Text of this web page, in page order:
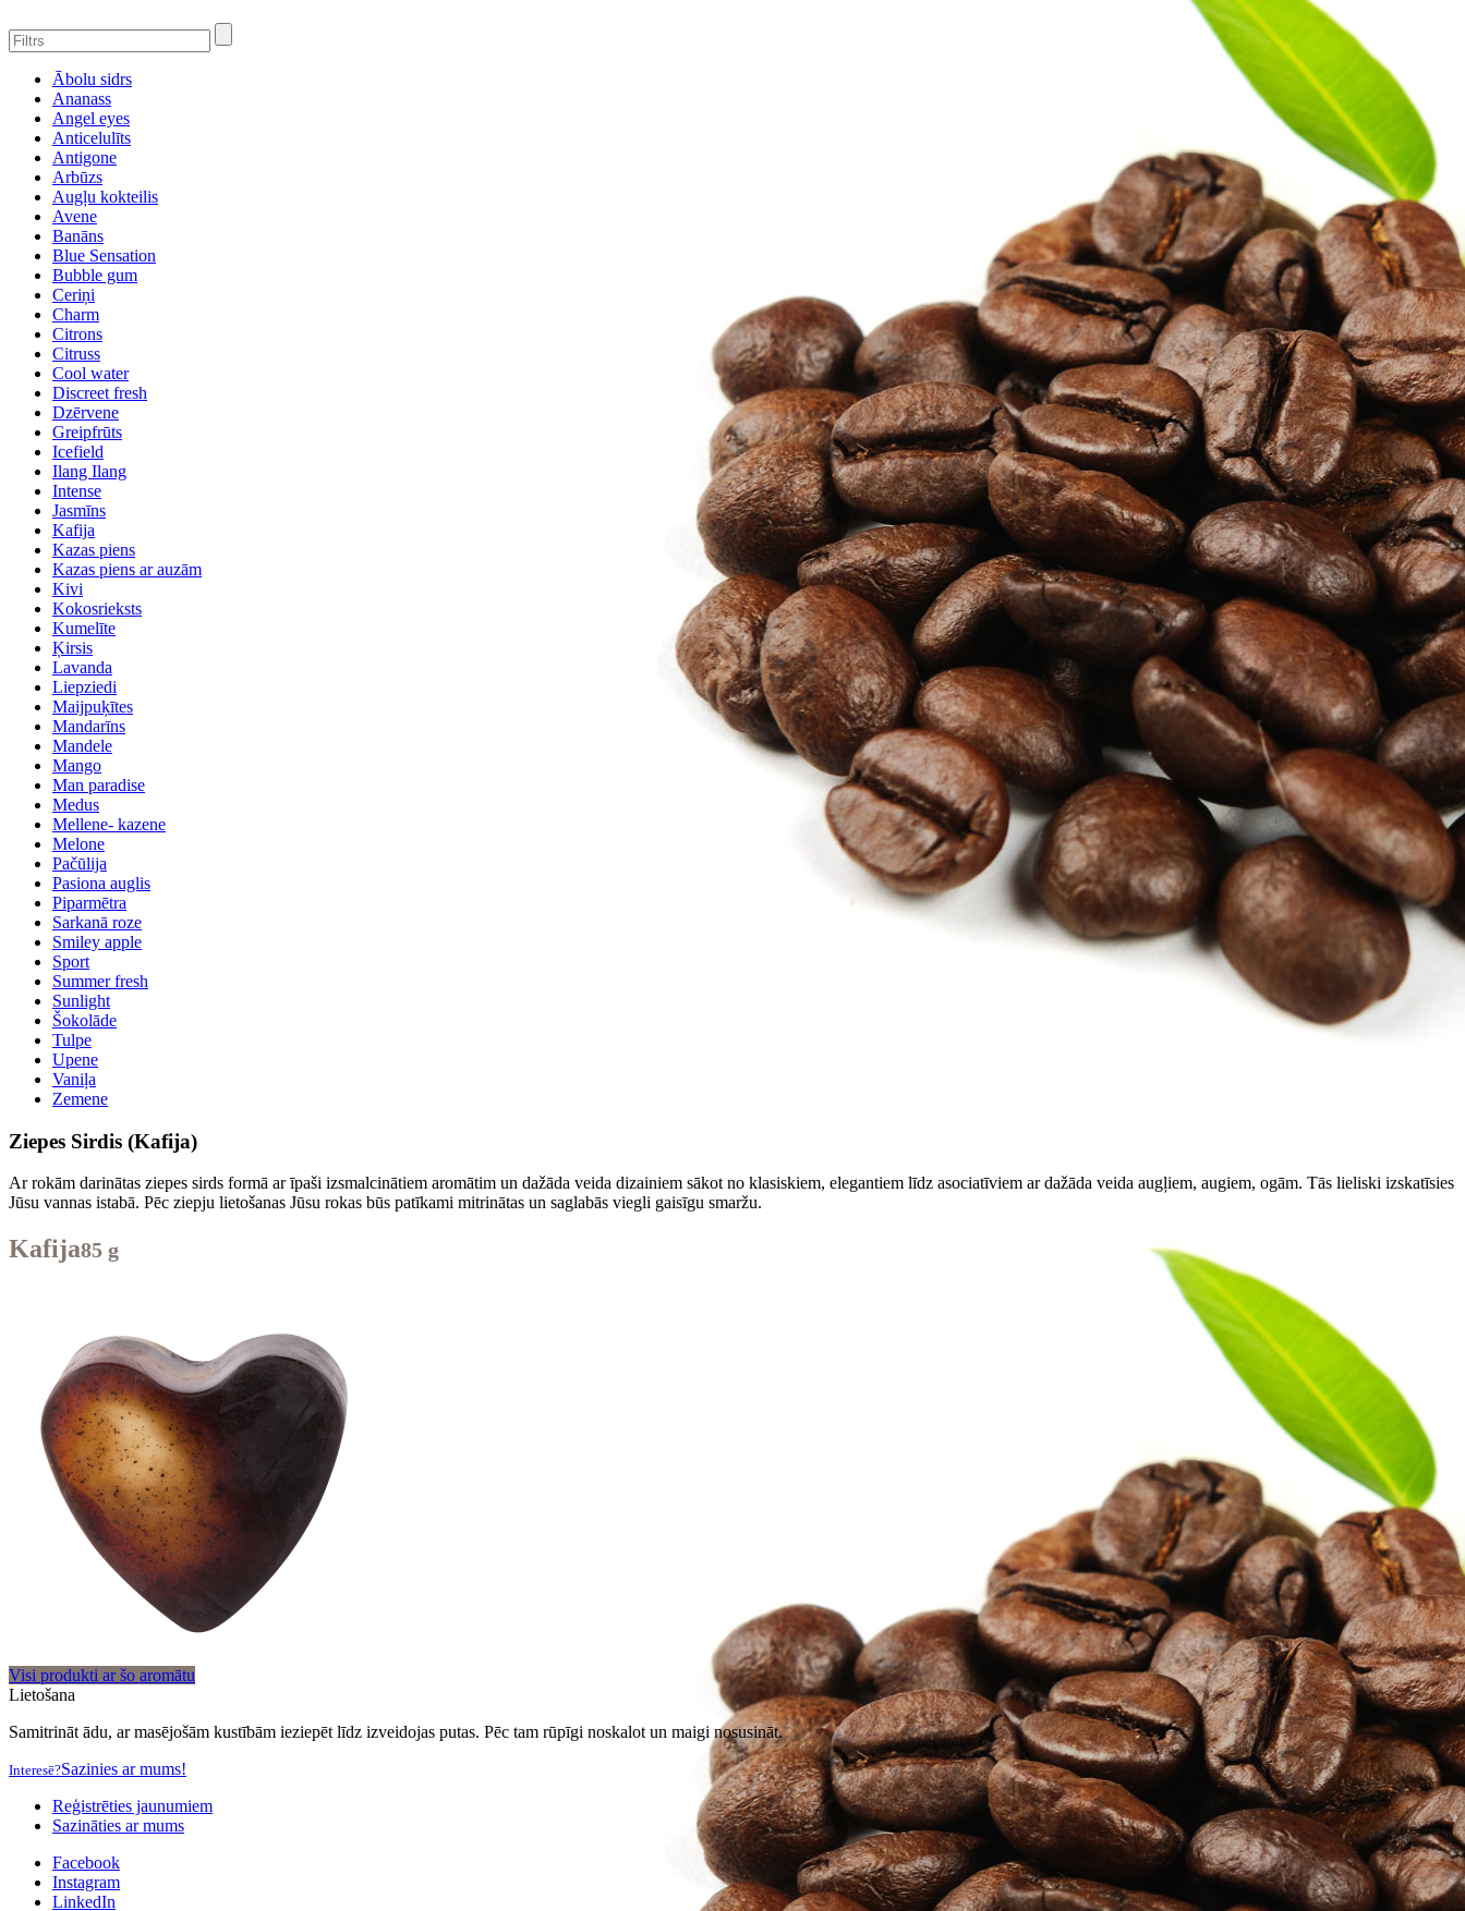
Ābolu sidrs
Ananass
Angel eyes
Anticelulīts
Antigone
Arbūzs
Augļu kokteilis
Avene
Banāns
Blue Sensation
Bubble gum
Ceriņi
Charm
Citrons
Citruss
Cool water
Discreet fresh
Dzērvene
Greipfrūts
Icefield
Ilang Ilang
Intense
Jasmīns
Kafija
Kazas piens
Kazas piens ar auzām
Kivi
Kokosrieksts
Kumelīte
Ķirsis
Lavanda
Liepziedi
Maijpuķītes
Mandarīns
Mandele
Mango
Man paradise
Medus
Mellene- kazene
Melone
Pačūlija
Pasiona auglis
Piparmētra
Sarkanā roze
Smiley apple
Sport
Summer fresh
Sunlight
Šokolāde
Tulpe
Upene
Vaniļa
Zemene
Ziepes Sirdis (Kafija)
Ar rokām darinātas ziepes sirds formā ar īpaši izsmalcinātiem aromātim un dažāda veida dizainiem sākot no klasiskiem, elegantiem līdz asociatīviem ar dažāda veida augļiem, augiem, ogām. Tās lieliski izskatīsies
Jūsu vannas istabā. Pēc ziepju lietošanas Jūsu rokas būs patīkami mitrinātas un saglabās viegli gaisīgu smaržu.
Kafija85 g
Visi produkti ar šo aromātu
Lietošana
Samitrināt ādu, ar masējošām kustībām ieziepēt līdz izveidojas putas. Pēc tam rūpīgi noskalot un maigi nosusināt.
Interesē?Sazinies ar mums!
Reģistrēties jaunumiem
Sazināties ar mums
Facebook
Instagram
LinkedIn